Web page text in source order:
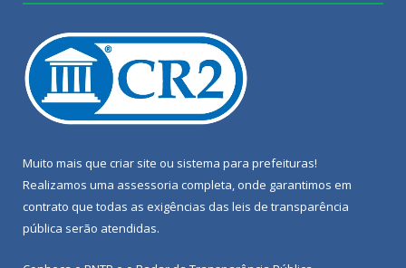
Muito mais que criar site ou sistema para prefeituras!
Realizamos uma assessoria completa, onde garantimos em
contrato que todas as exigências das leis de transparência
pública serão atendidas.